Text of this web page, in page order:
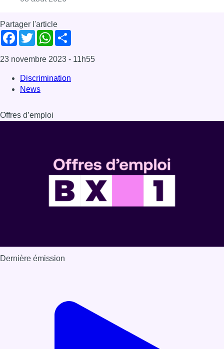
Partager l'article
Facebook
TwitterWhatsApp
23 novembre 2023 - 11h55
Discrimination
News
Offres d’emploi
Dernière émission